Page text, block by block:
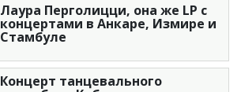
Лаура Перголицци, она же LP с
концертами в Анкаре, Измире и
Стамбуле
Концерт танцевального